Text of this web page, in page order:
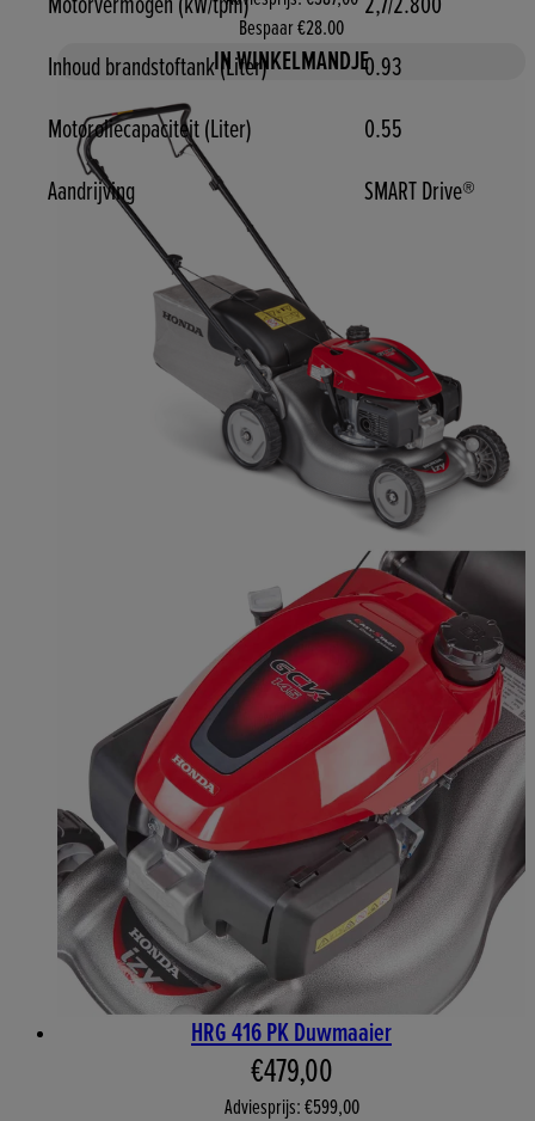
Inhoud brandstoftank (Liter)
0.93
Motoroliecapaciteit (Liter)
0.55
Aandrijving
SMART Drive®
Bespaar €28.00
IN WINKELMANDJE
HRG 416 PK Duwmaaier
Huidige prijs: €479,00.
€479,00
Adviesprijs: €599,00